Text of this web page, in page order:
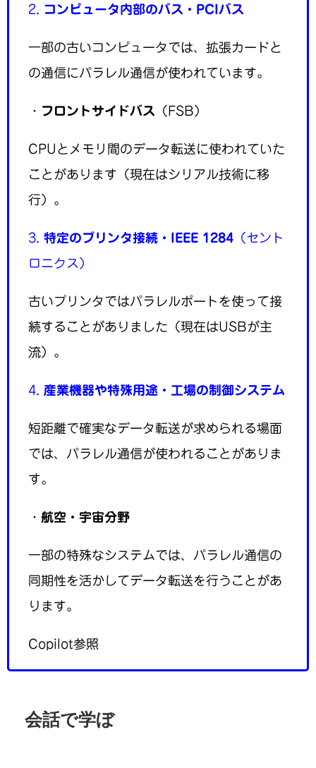
2. コンピュータ内部のバス・PCIバス
一部の古いコンピュータでは、拡張カードと
の通信にパラレル通信が使われています。
・ フロントサイドバス （FSB）
CPUとメモリ間のデータ転送に使われていた
ことがあります（現在はシリアル技術に移
行）。
3. 特定のプリンタ接続・IEEE 1284 （セント
ロニクス）
古いプリンタではパラレルポートを使って接
続することがありました（現在はUSBが主
流）。
4. 産業機器や特殊用途・工場の制御システム
短距離で確実なデータ転送が求められる場面
では、パラレル通信が使われることがありま
す。
・ 航空・宇宙分野
一部の特殊なシステムでは、パラレル通信の
同期性を活かしてデータ転送を行うことがあ
ります。
Copilot参照
会話で学ぼ